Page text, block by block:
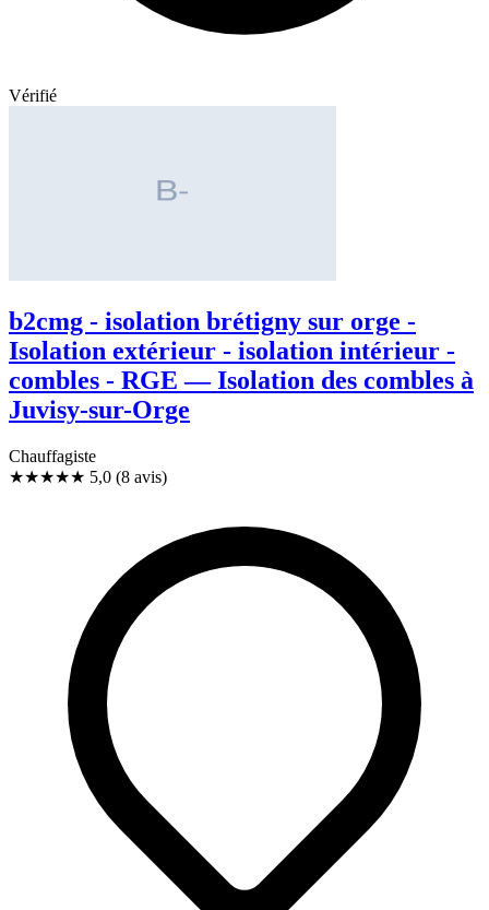
Vérifié
b2cmg - isolation brétigny sur orge -
Isolation extérieur - isolation intérieur -
combles - RGE — Isolation des combles à
Juvisy-sur-Orge
Chauffagiste
★★★★★ 5,0 (8 avis)